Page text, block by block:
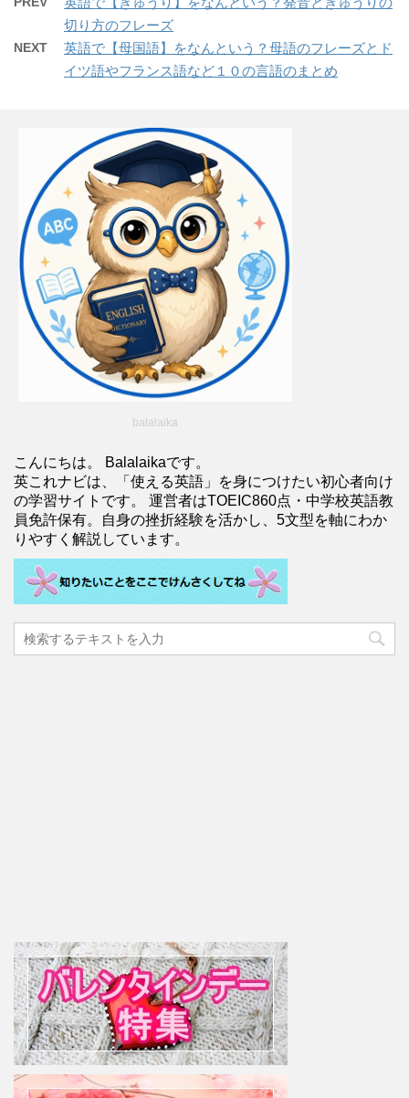
切り方のフレーズ
NEXT
英語で【母国語】をなんという？母語のフレーズとド
イツ語やフランス語など１０の言語のまとめ
balalaika
こんにちは。 Balalaikaです。
英これナビは、「使える英語」を身につけたい初心者向け
の学習サイトです。 運営者はTOEIC860点・中学校英語教
員免許保有。自身の挫折経験を活かし、5文型を軸にわか
りやすく解説しています。